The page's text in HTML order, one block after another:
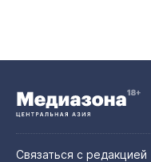
Связаться с редакцией